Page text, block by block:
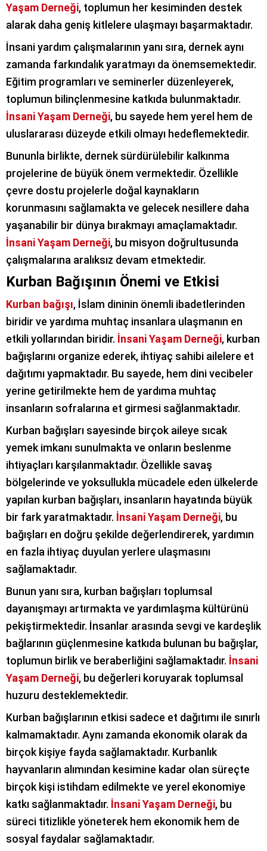
Yaşam Derneği, toplumun her kesiminden destek
alarak daha geniş kitlelere ulaşmayı başarmaktadır.
İnsani yardım çalışmalarının yanı sıra, dernek aynı
zamanda farkındalık yaratmayı da önemsemektedir.
Eğitim programları ve seminerler düzenleyerek,
toplumun bilinçlenmesine katkıda bulunmaktadır.
İnsani Yaşam Derneği, bu sayede hem yerel hem de
uluslararası düzeyde etkili olmayı hedeflemektedir.
Bununla birlikte, dernek sürdürülebilir kalkınma
projelerine de büyük önem vermektedir. Özellikle
çevre dostu projelerle doğal kaynakların
korunmasını sağlamakta ve gelecek nesillere daha
yaşanabilir bir dünya bırakmayı amaçlamaktadır.
İnsani Yaşam Derneği, bu misyon doğrultusunda
çalışmalarına aralıksız devam etmektedir.
Kurban Bağışının Önemi ve Etkisi
Kurban bağışı, İslam dininin önemli ibadetlerinden
biridir ve yardıma muhtaç insanlara ulaşmanın en
etkili yollarından biridir. İnsani Yaşam Derneği, kurban
bağışlarını organize ederek, ihtiyaç sahibi ailelere et
dağıtımı yapmaktadır. Bu sayede, hem dini vecibeler
yerine getirilmekte hem de yardıma muhtaç
insanların sofralarına et girmesi sağlanmaktadır.
Kurban bağışları sayesinde birçok aileye sıcak
yemek imkanı sunulmakta ve onların beslenme
ihtiyaçları karşılanmaktadır. Özellikle savaş
bölgelerinde ve yoksullukla mücadele eden ülkelerde
yapılan kurban bağışları, insanların hayatında büyük
bir fark yaratmaktadır. İnsani Yaşam Derneği, bu
bağışları en doğru şekilde değerlendirerek, yardımın
en fazla ihtiyaç duyulan yerlere ulaşmasını
sağlamaktadır.
Bunun yanı sıra, kurban bağışları toplumsal
dayanışmayı artırmakta ve yardımlaşma kültürünü
pekiştirmektedir. İnsanlar arasında sevgi ve kardeşlik
bağlarının güçlenmesine katkıda bulunan bu bağışlar,
toplumun birlik ve beraberliğini sağlamaktadır. İnsani
Yaşam Derneği, bu değerleri koruyarak toplumsal
huzuru desteklemektedir.
Kurban bağışlarının etkisi sadece et dağıtımı ile sınırlı
kalmamaktadır. Aynı zamanda ekonomik olarak da
birçok kişiye fayda sağlamaktadır. Kurbanlık
hayvanların alımından kesimine kadar olan süreçte
birçok kişi istihdam edilmekte ve yerel ekonomiye
katkı sağlanmaktadır. İnsani Yaşam Derneği, bu
süreci titizlikle yöneterek hem ekonomik hem de
sosyal faydalar sağlamaktadır.